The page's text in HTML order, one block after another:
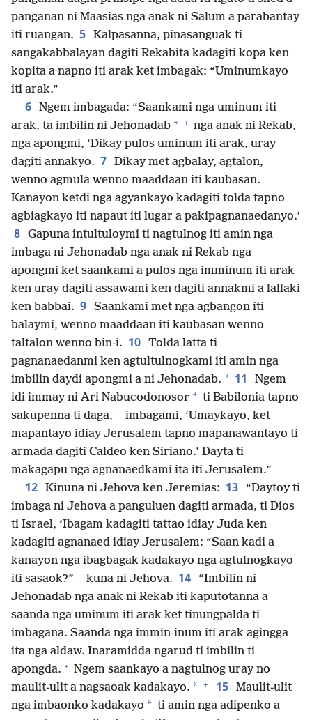
panganan ni Maasias nga anak ni Salum a parabantay
iti ruangan. 5 Kalpasanna, pinasanguak ti
sangakabbalayan dagiti Rekabita kadagiti kopa ken
kopita a napno iti arak ket imbagak: “Uminumkayo
iti arak.”
6 Ngem imbagada: “Saankami nga uminum iti
arak, ta imbilin ni Jehonadab * + nga anak ni Rekab,
nga apongmi, ‘Dikay pulos uminum iti arak, uray
dagiti annakyo. 7 Dikay met agbalay, agtalon,
wenno agmula wenno maaddaan iti kaubasan.
Kanayon ketdi nga agyankayo kadagiti tolda tapno
agbiagkayo iti napaut iti lugar a pakipagnanaedanyo.’
8 Gapuna intultuloymi ti nagtulnog iti amin nga
imbaga ni Jehonadab nga anak ni Rekab nga
apongmi ket saankami a pulos nga imminum iti arak
ken uray dagiti assawami ken dagiti annakmi a lallaki
ken babbai. 9 Saankami met nga agbangon iti
balaymi, wenno maaddaan iti kaubasan wenno
taltalon wenno bin-i. 10 Tolda latta ti
pagnanaedanmi ken agtultulnogkami iti amin nga
imbilin daydi apongmi a ni Jehonadab. * 11
Ngem
idi immay ni Ari Nabucodonosor * ti Babilonia tapno
sakupenna ti daga, + imbagami, ‘Umaykayo, ket
mapantayo idiay Jerusalem tapno mapanawantayo ti
armada dagiti Caldeo ken Siriano.’ Dayta ti
makagapu nga agnanaedkami ita iti Jerusalem.”
12 Kinuna ni Jehova ken Jeremias: 13
“Daytoy ti
imbaga ni Jehova a panguluen dagiti armada, ti Dios
ti Israel, ‘Ibagam kadagiti tattao idiay Juda ken
kadagiti agnanaed idiay Jerusalem: “Saan kadi a
kanayon nga ibagbagak kadakayo nga agtulnogkayo
iti sasaok?” + kuna ni Jehova. 14
“Imbilin ni
Jehonadab nga anak ni Rekab iti kaputotanna a
saanda nga uminum iti arak ket tinungpalda ti
imbagana. Saanda nga immin-inum iti arak agingga
ita nga aldaw. Inaramidda ngarud ti imbilin ti
apongda. + Ngem saankayo a nagtulnog uray no
maulit-ulit a nagsaoak kadakayo. * + 15 Maulit-ulit
nga imbaonko kadakayo * ti amin nga adipenko a